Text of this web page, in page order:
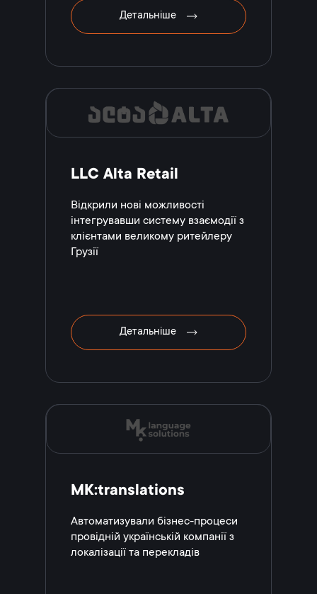
Детальніше
LLC Alta Retail
Відкрили нові можливості
інтегрувавши систему взаємодії з
клієнтами великому ритейлеру
Грузії
Детальніше
MK:translations
Автоматизували бізнес-процеси
провідній українській компанії з
локалізації та перекладів